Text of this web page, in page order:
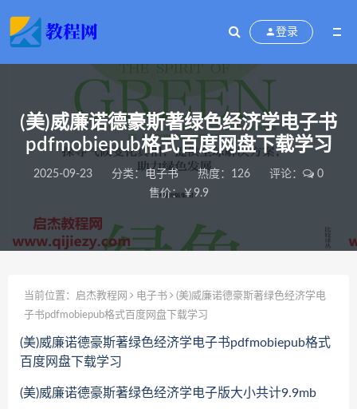
登录
(美)威廉诺德豪斯著绿色经济学电子书
pdfmobiepub格式百度网盘下载学习
2025-09-23 分类： 电子书 热度：126 评论：
0
售价：￥9.9
当前位置： 启杰教程网 电子书
(美)威廉诺德豪斯著绿色经济学电
子书pdfmobiepub格式百度网盘下载学习
(美)威廉诺德豪斯著绿色经济学电子书pdfmobiepub格式
百度网盘下载学习
(美)威廉诺德豪斯著绿色经济学电子版大小共计9.9mb